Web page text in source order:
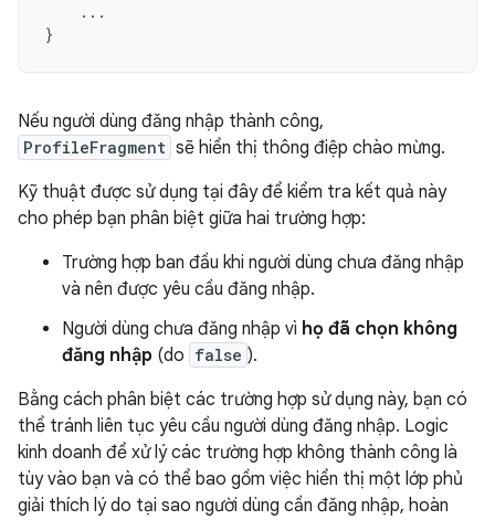
...
}
Nếu người dùng đăng nhập thành công,
ProfileFragment sẽ hiển thị thông điệp chào mừng.
Kỹ thuật được sử dụng tại đây để kiểm tra kết quả này
cho phép bạn phân biệt giữa hai trường hợp:
Trường hợp ban đầu khi người dùng chưa đăng nhập
và nên được yêu cầu đăng nhập.
Người dùng chưa đăng nhập vì họ đã chọn không
đăng nhập (do false ).
Bằng cách phân biệt các trường hợp sử dụng này, bạn có
thể tránh liên tục yêu cầu người dùng đăng nhập. Logic
kinh doanh để xử lý các trường hợp không thành công là
tùy vào bạn và có thể bao gồm việc hiển thị một lớp phủ
giải thích lý do tại sao người dùng cần đăng nhập, hoàn